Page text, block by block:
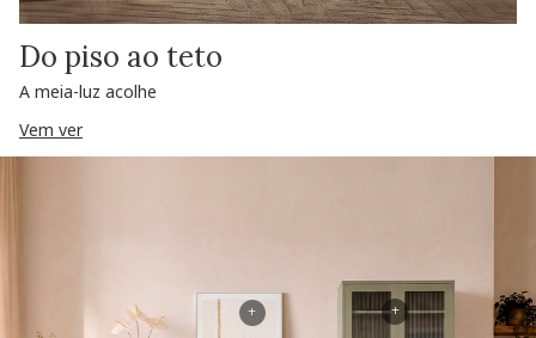
Do piso ao teto
A meia-luz acolhe
Vem ver
+
+